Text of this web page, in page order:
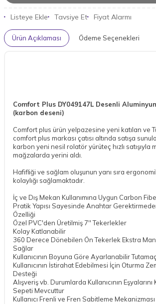
Listeye Ekle Tavsiye Et Fiyat Alarmı
Ürün Açıklaması Ödeme Seçenekleri
Comfort Plus DY049147L Desenli
(karbon deseni)
Comfort plus ürün yelpazesine yeni katılan ve
comfort plus markası çatısı altında satışa
karbon yeni nesil rolatör yürüteç hızlı satışıyla
mağzalarda yerini aldı.
Hafifliği ve sağlam oluşunun yanı sıra
kolaylığı sağlamaktadır.
İç ve Dış Mekan Kullanımına Uygun Carbon
Pratik Yapısı Sayesinde Anahtar
Özelliği
Özel PVC'den Üretilmiş 7'' Tekerlekler
Kolay Katlanabilir
360 Derece Dönebilen Ön Tekerlek Ekstra
Sağlar
Kullanıcının Boyuna Göre Ayarlanabilir
Kullanıcının İstirahat Edebilmesi İçin Oturma
Desteği
Alışveriş vb. Durumlarda Kullanıcının Eşyalarını
Sepeti Mevcuttur
Kullanıcı Frenli ve Fren Sabitleme Mekanizması